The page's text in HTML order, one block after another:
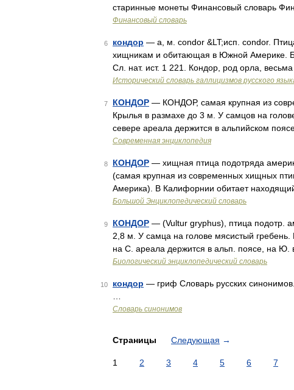
старинные монеты Финансовый словарь
Финансовый словарь
6 кондор — а, м. condor &LT;исп. condor.
хищникам и обитающая в Южной Америке.
Сл. нат. ист. 1 221. Кондор, род орла,
Исторический словарь галлицизмов русского
7 КОНДОР — КОНДОР, самая крупная из
Крылья в размахе до 3 м. У самцов на
севере ареала держится в альпийском
Современная энциклопедия
8 КОНДОР — хищная птица подотряда
(самая крупная из современных хищных
Америка). В Калифорнии обитает
Большой Энциклопедический словарь
9 КОНДОР — (Vultur gryphus), птица подотр.
2,8 м. У самца на голове мясистый
на С. ареала держится в альп. поясе, на Ю.
Биологический энциклопедический словарь
10 кондор — гриф Словарь русских
Словарь синонимов
Страницы Следующая →
1 2 3 4 5 6 7